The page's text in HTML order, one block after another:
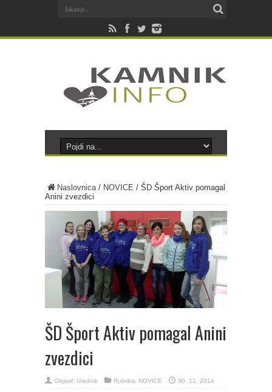
Naslovnica/ NOVICE / ŠD Šport Aktiv pomagal
Anini zvezdici
ŠD Šport Aktiv pomagal Anini
zvezdici
Objavil: Urednik Rubrika: NOVICE 30. 11. 2014